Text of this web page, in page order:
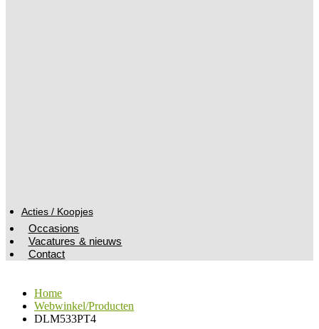
Acties / Koopjes
Occasions
Vacatures & nieuws
Contact
Home
Webwinkel/Producten
DLM533PT4